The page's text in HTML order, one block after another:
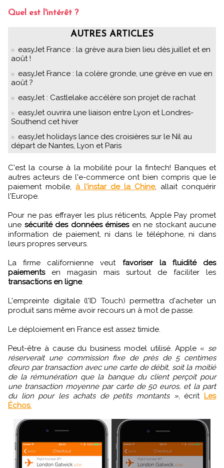
Quel est l'intérêt ?
AUTRES ARTICLES
easyJet France : la grève aura bien lieu dès juillet et en
août !
easyJet France : la colère gronde, une grève en vue en
août ?
easyJet : Castlelake accélère son projet de rachat
easyJet ouvrira une liaison entre Lyon et Londres-
Southend cet hiver
easyJet holidays lance des croisières sur le Nil au
départ de Nantes, Lyon et Paris
C'est la course à la mobilité pour la fintech! Banques et
autres acteurs de l'e-commerce ont bien compris que le
paiement mobile, à l'instar de la Chine, allait conquérir
l'Europe.
Pour ne pas effrayer les plus réticents, Apple Pay promet
une sécurité des données émisesen ne stockant aucune
information de paiement, ni dans le téléphone, ni dans
leurs propres serveurs.
La firme californienne veutfavoriser la fluidité des
paiementsen magasin mais surtout de faciliter les
transactions en ligne.
L'empreinte digitale (l'ID Touch) permettra d'acheter un
produit sans même avoir recours un à mot de passe.
Le déploiement en France est assez timide.
Peut-être à cause du business model utilisé. Apple « se
réserverait une commission fixe de près de 5 centimes
d’euro par transaction avec une carte de débit, soit la moitié
de la rémunération que la banque du client perçoit pour
une transaction moyenne par carte de 50 euros, et la part
du lion pour les achats de petits montants », écrit Les
Échos.